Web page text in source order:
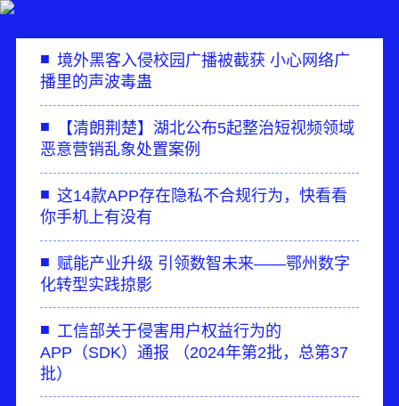
■ 境外黑客入侵校园广播被截获 小心网络广
播里的声波毒蛊
■
【清朗荆楚】湖北公布5起整治短视频领域
恶意营销乱象处置案例
■ 这14款APP存在隐私不合规行为，快看看
你手机上有没有
■ 赋能产业升级 引领数智未来——鄂州数字
化转型实践掠影
■ 工信部关于侵害用户权益行为的
APP（SDK）通报 （2024年第2批，总第37
批）